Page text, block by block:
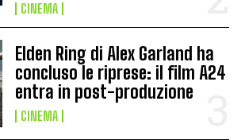
CINEMA
Elden Ring di Alex Garland ha
concluso le riprese: il film A24
entra in post-produzione
CINEMA